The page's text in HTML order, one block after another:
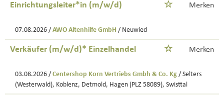
Einrichtungsleiter*in (m/w/d) Merken
07.08.2026 / AWO Altenhilfe GmbH / Neuwied
Verkäufer (m/w/d)* Einzelhandel Merken
03.08.2026 / Centershop Korn Vertriebs Gmbh & Co. Kg / Selters
(Westerwald), Koblenz, Detmold, Hagen (PLZ 58089), Swisttal